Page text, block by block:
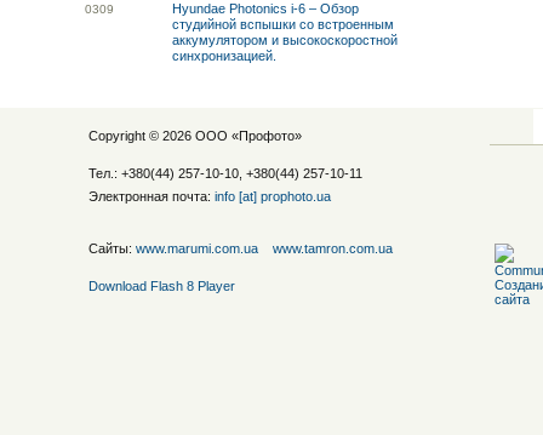
0309
Hyundae Photonics i-6 – Обзор
студийной вспышки со встроенным
аккумулятором и высокоскоростной
синхронизацией.
Copyright © 2026 ООО «Профото»
Тел.: +380(44) 257-10-10, +380(44) 257-10-11
Электронная почта: info [at] prophoto.ua
Сайты: www.marumi.com.ua www.tamron.com.ua
Download Flash 8 Player